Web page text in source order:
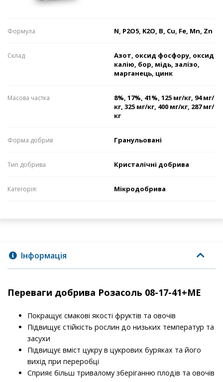
Формулa N, P2О5, K2О, B, Cu, Fe, Mn, Zn
Склaд
Азот, оксид фосфору, оксид
калію, бор, мідь, залізо,
марганець, цинк
Мaсовa чaсткa
8%, 17%, 41%, 125 мг/кг, 94 мг/
кг, 325 мг/кг, 400 мг/кг, 287 мг/
кг
Формa добрив Гранульовані
Тип добрива Кристалічні добрива
Категорія: Мікродобрива
Інформація
Переваги добрива Розасоль 08-17-41+МЕ
Покращує смакові якості фруктів та овочів
Підвищує стійкість рослин до низьких температур та
засухи
Підвищує вміст цукру в цукрових буряках та його
вихід при переробці
Сприяє більш тривалому зберіганню плодів та овочів